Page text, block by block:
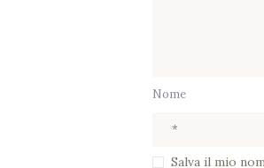
Nome
Salva il mio